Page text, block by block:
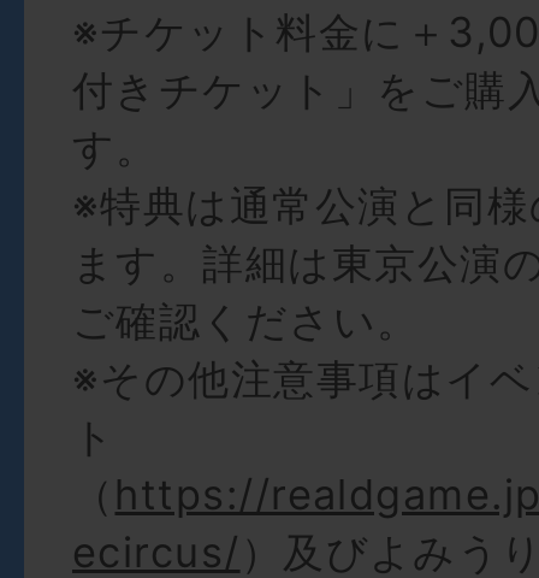
※チケット料金に＋
付きチケット」をご購
す。
※特典は通常公演と同
ます。詳細は東京公演
ご確認ください。
※その他注意事項はイ
ト
（ https://
ecircus/ ）及びよみう